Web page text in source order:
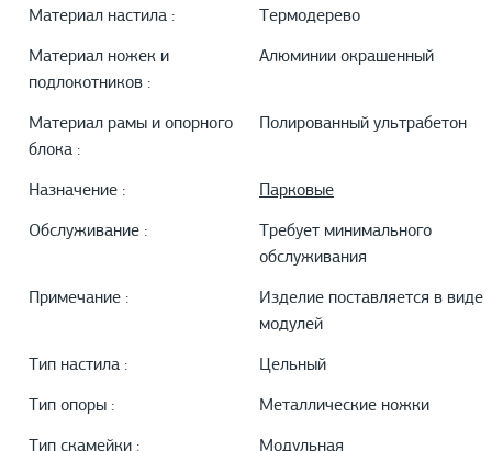
Материал настила : Термодерево
Материал ножек и
подлокотников :
Алюминии окрашенный
Материал рамы и опорного
блока :
Полированный ультрабетон
Назначение : Парковые
Обслуживание :
Требует минимального
обслуживания
Примечание :
Изделие поставляется в виде
модулей
Тип настила : Цельный
Тип опоры : Металлические ножки
Тип скамейки : Модульная